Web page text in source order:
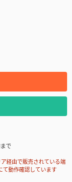
で
経由で販売されている端
て動作確認しています